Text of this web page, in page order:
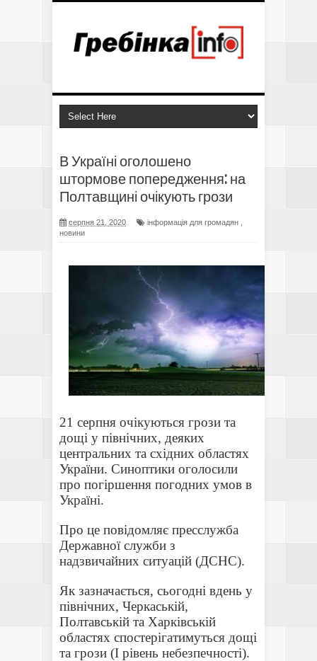
В Україні оголошено
штормове попередження: на
Полтавщині очікують грози
серпня 21, 2020 інформація для громадян
новини
21 серпня очікуються грози та
дощі у північних, деяких
центральних та східних областях
України. Синоптики оголосили
про погіршення погодних умов в
Україні.
Про це повідомляє пресслужба
Державної служби з
надзвичайних ситуацій (ДСНС).
Як зазначається, сьогодні вдень у
північних, Черкаській,
Полтавській та Харківській
областях спостерігатимуться дощі
та грози (I рівень небезпечності).